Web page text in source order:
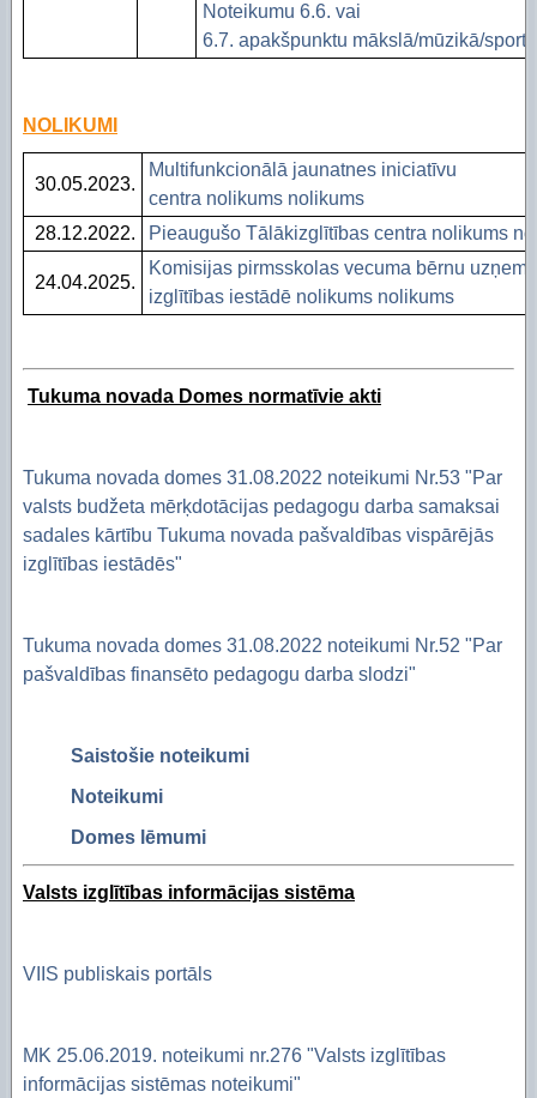
Noteikumu 6.6. vai
6.7. apakšpunktu mākslā/mūzikā/sportā
NOLIKUMI
30.05.2023.
Multifunkcionālā jaunatnes iniciatīvu
centra nolikums nolikums
28.12.2022.
Pieaugušo Tālākizglītības centra nolikums
24.04.2025.
Komisijas pirmsskolas vecuma bērnu
izglītības iestādē nolikums nolikums
Tukuma novada Domes normatīvie akti
Tukuma novada domes 31.08.2022 noteikumi Nr.53 "Par
valsts budžeta mērķdotācijas pedagogu darba samaksai
sadales kārtību Tukuma novada pašvaldības vispārējās
izglītības iestādēs"
Tukuma novada domes 31.08.2022 noteikumi Nr.52 "Par
pašvaldības finansēto pedagogu darba slodzi"
Saistošie noteikumi
Noteikumi
Domes lēmumi
Valsts izglītības informācijas sistēma
VIIS publiskais portāls
MK 25.06.2019. noteikumi nr.276 "Valsts izglītības
informācijas sistēmas noteikumi"